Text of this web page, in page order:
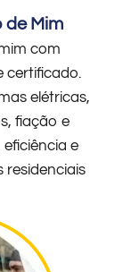
de Mim
com
certificado.
elétricas,
fiação e
e
residenciais